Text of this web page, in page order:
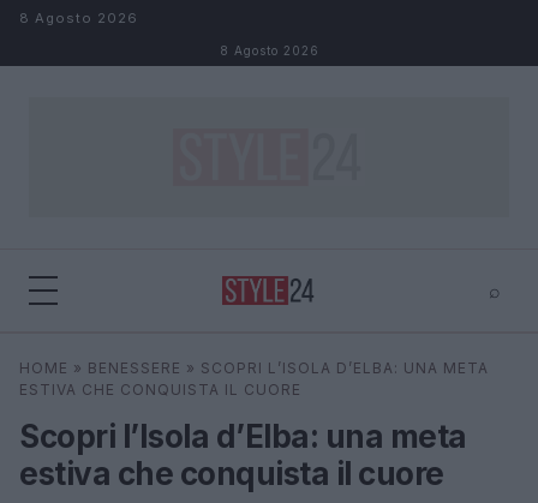
Salta al contenuto
8 Agosto 2026
8 Agosto 2026
⌕
Cerca ⌕
HOME » BENESSERE » SCOPRI L’ISOLA D’ELBA: UNA META
ESTIVA CHE CONQUISTA IL CUORE
Scopri l’Isola d’Elba: una meta
estiva che conquista il cuore